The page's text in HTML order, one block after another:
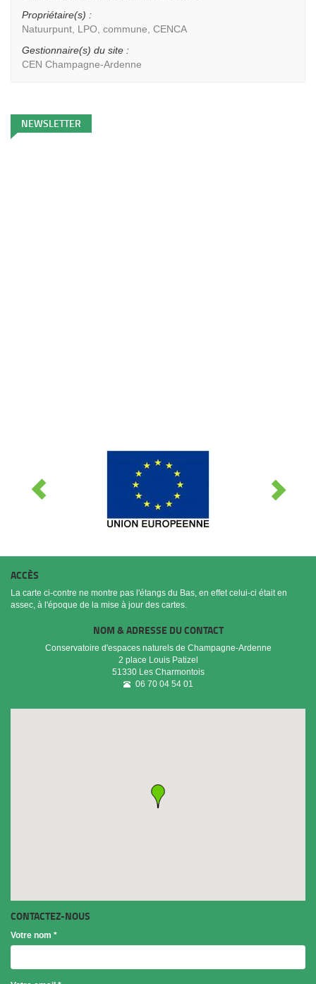
Propriétaire(s) :
Natuurpunt, LPO, commune, CENCA
Gestionnaire(s) du site :
CEN Champagne-Ardenne
NEWSLETTER
ACCÈS
La carte ci-contre ne montre pas l'étangs du Bas, en effet celui-ci était en
assec, à l'époque de la mise à jour des cartes.
NOM & ADRESSE DU CONTACT
Conservatoire d'espaces naturels de Champagne-Ardenne
2 place Louis Patizel
51330 Les Charmontois
06 70 04 54 01
CONTACTEZ-NOUS
Votre nom *